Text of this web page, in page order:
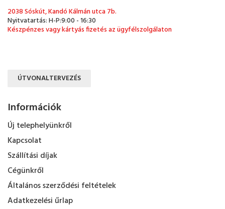
2038 Sóskút, Kandó Kálmán utca 7b.
Nyitvatartás: H-P:9:00 - 16:30
Készpénzes vagy kártyás fizetés az ügyfélszolgálaton
ÚTVONALTERVEZÉS
Információk
Új telephelyünkről
Kapcsolat
Szállítási díjak
Cégünkről
Általános szerződési feltételek
Adatkezelési űrlap